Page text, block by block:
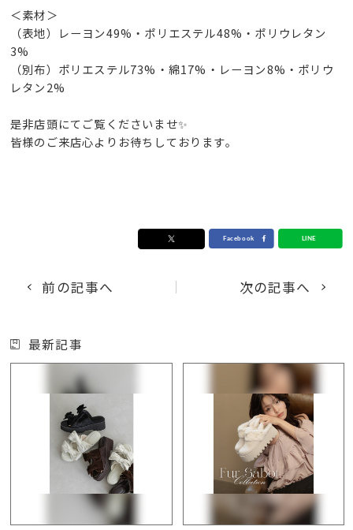
＜素材＞
（表地）レーヨン49%・ポリエステル48%・ポリウレタン
3%
（別布）ポリエステル73%・綿17%・レーヨン8%・ポリウ
レタン2%
是非店頭にてご覧くださいませ✨
皆様のご来店心よりお待ちしております。
前の記事へ 次の記事へ
最新記事